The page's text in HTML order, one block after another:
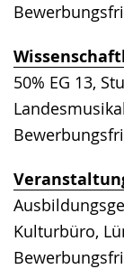
50% EG 13,
Kulturbüro,